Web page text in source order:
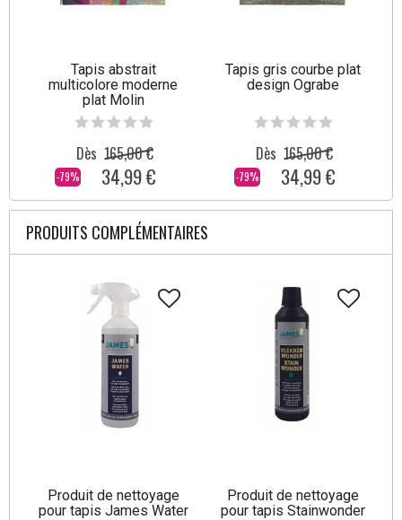
Tapis abstrait
multicolore moderne
plat Molin
-79%
Dès 165,00 €
34,99 €
Tapis gris courbe plat
design Ograbe
-79%
Dès 165,00 €
34,99 €
PRODUITS COMPLÉMENTAIRES
Produit de nettoyage
pour tapis James Water
Produit de nettoyage
pour tapis Stainwonder